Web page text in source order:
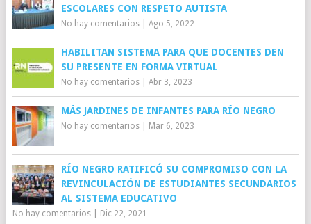
ESCOLARES CON RESPETO AUTISTA
No hay comentarios| Ago 5, 2022
HABILITAN SISTEMA PARA QUE DOCENTES DEN
SU PRESENTE EN FORMA VIRTUAL
No hay comentarios| Abr 3, 2023
MÁS JARDINES DE INFANTES PARA RÍO NEGRO
No hay comentarios| Mar 6, 2023
RÍO NEGRO RATIFICÓ SU COMPROMISO CON LA
REVINCULACIÓN DE ESTUDIANTES SECUNDARIOS
AL SISTEMA EDUCATIVO
No hay comentarios| Dic 22, 2021